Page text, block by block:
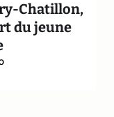
Chatillon,
du jeune